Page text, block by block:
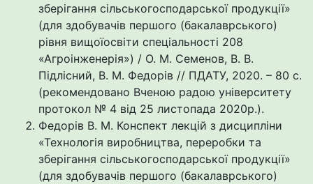
зберігання сільськогосподарської продукції»
(для здобувачів першого (бакалаврського)
рівня вищоїосвіти спеціальності 208
«Агроінженерія») / О. М. Семенов, В. В.
Підлісний, В. М. Федорів // ПДАТУ, 2020. – 80 с.
(рекомендовано Вченою радою університету
протокол № 4 від 25 листопада 2020р.).
Федорів В. М. Конспект лекцій з дисципліни
«Технологія виробництва, переробки та
зберігання сільськогосподарської продукції»
(для здобувачів першого (бакалаврського)